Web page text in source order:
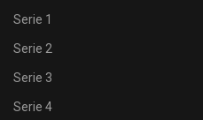
Serie 1
Serie 2
Serie 3
Serie 4